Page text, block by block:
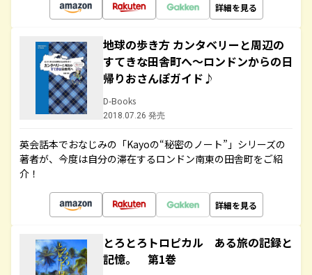
詳細を見る
地球の歩き方 カンタベリーと周辺の
すてきな田舎町へ～ロンドンからの日
帰りおさんぽガイド♪
D-Books
2018.07.26 発売
英会話本でおなじみの「Kayoの“秘密のノート”」シリーズの
著者が、今度は自分の滞在するロンドン南東の田舎町をご紹
介！
詳細を見る
とろとろトロピカル ある旅の記録と
記憶。 第1巻